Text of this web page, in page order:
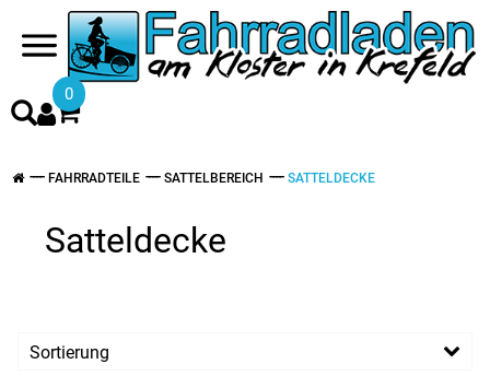
0
FAHRRADTEILE SATTELBEREICH SATTELDECKE
Satteldecke
Sortierung